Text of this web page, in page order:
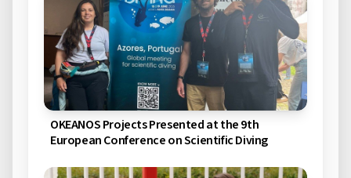
OKEANOS Projects Presented at the 9th
European Conference on Scientific Diving